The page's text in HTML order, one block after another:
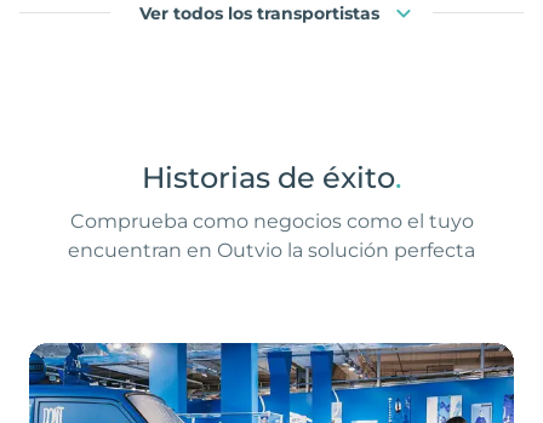
Ver todos los transportistas
Historias de éxito.
Comprueba como negocios como el tuyo
encuentran en Outvio la solución perfecta